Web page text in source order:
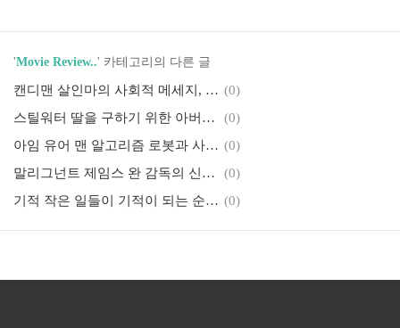
'Movie Review..' 카테고리의 다른 글
캔디맨 살인마의 사회적 메세지, 클래식 공포영화 (0)
스틸워터 딸을 구하기 위한 아버지의 사투, 범죄 영화
(0)
아임 유어 맨 알고리즘 로봇과 사랑, 로맨스 영화 (0)
말리그넌트 제임스 완 감독의 신작, 미스터리 공포 영화
(0)
기적 작은 일들이 기적이 되는 순간, 가슴 따뜻한 영화 (0)